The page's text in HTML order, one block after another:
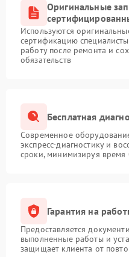
Оригинальные
Используются
сертификацию
работу после ремонта и
обязательств
Бесплатная
Современное
экспресс-диагностику и
сроки, минимизируя время
Гарантия на
Предоставляется
выполненные работы и
защищает клиента от